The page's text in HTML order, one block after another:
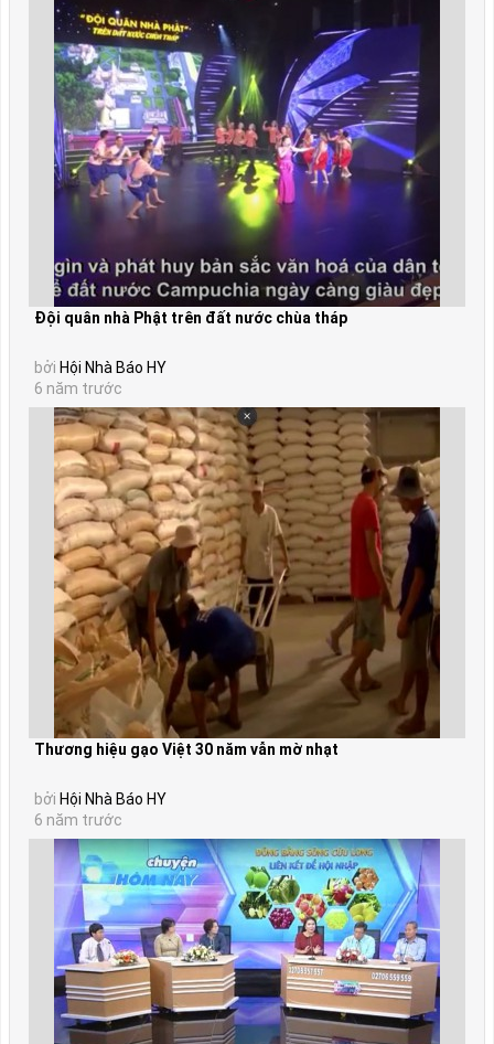
Đội quân nhà Phật trên đất nước chùa tháp
bởi Hội Nhà Báo HY
6 năm trước
Thương hiệu gạo Việt 30 năm vẫn mờ nhạt
bởi Hội Nhà Báo HY
6 năm trước